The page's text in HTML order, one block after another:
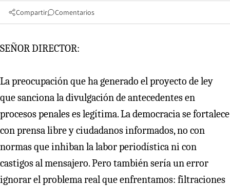
Compartir Comentarios
SEÑOR DIRECTOR:
La preocupación que ha generado el proyecto de ley
que sanciona la divulgación de antecedentes en
procesos penales es legítima. La democracia se fortalece
con prensa libre y ciudadanos informados, no con
normas que inhiban la labor periodística ni con
castigos al mensajero. Pero también sería un error
ignorar el problema real que enfrentamos: filtraciones